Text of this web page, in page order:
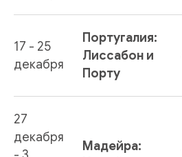
17 - 25
декабря
Португалия:
Лиссабон и
Порту
27
декабря
Мадейра: